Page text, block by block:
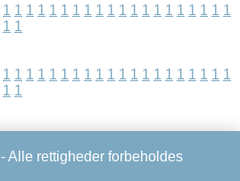
1 1 1 1 1 1 1 1 1 1 1 1 1 1 1 1 1 1 1 1
1 1
1 1 1 1 1 1 1 1 1 1 1 1 1 1 1 1 1 1 1 1
1 1
- Alle rettigheder forbeholdes